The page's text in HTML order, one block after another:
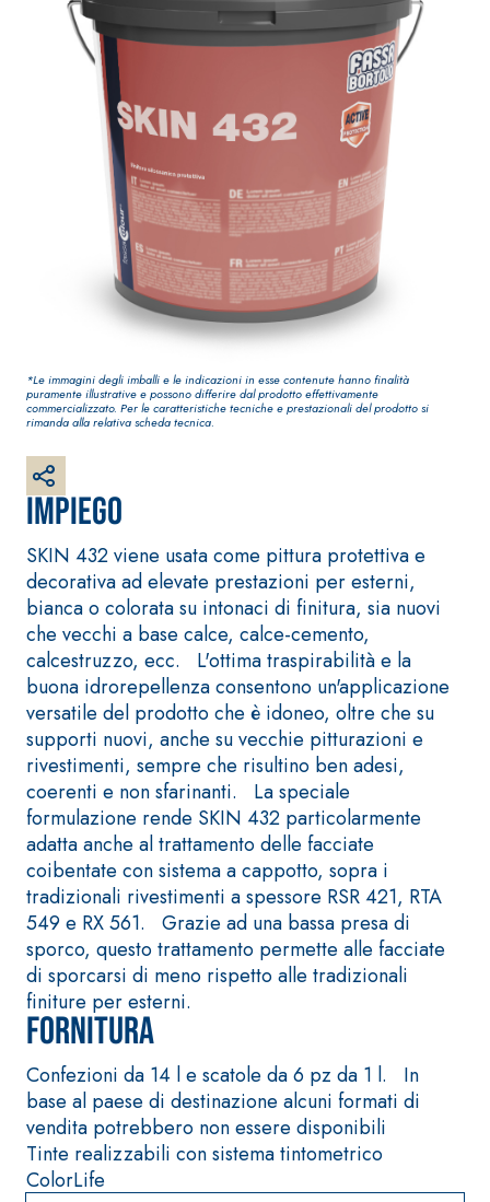
Impiego
SKIN 432 viene usata come pittura protettiva e
decorativa ad elevate prestazioni per esterni,
bianca o colorata su intonaci di finitura, sia nuovi
che vecchi a base calce, calce-cemento,
calcestruzzo, ecc. L'ottima traspirabilità e la
buona idrorepellenza consentono un'applicazione
versatile del prodotto che è idoneo, oltre che su
supporti nuovi, anche su vecchie pitturazioni e
rivestimenti, sempre che risultino ben adesi,
coerenti e non sfarinanti. La speciale
formulazione rende SKIN 432 particolarmente
adatta anche al trattamento delle facciate
coibentate con sistema a cappotto, sopra i
tradizionali rivestimenti a spessore RSR 421, RTA
549 e RX 561. Grazie ad una bassa presa di
sporco, questo trattamento permette alle facciate
di sporcarsi di meno rispetto alle tradizionali
finiture per esterni.
Fornitura
Confezioni da 14 l e scatole da 6 pz da 1 l. In
base al paese di destinazione alcuni formati di
vendita potrebbero non essere disponibili
Tinte realizzabili con sistema tintometrico
ColorLife
*Le immagini degli imballi e le indicazioni in esse contenute hanno finalità
puramente illustrative e possono differire dal prodotto effettivamente
commercializzato. Per le caratteristiche tecniche e prestazionali del prodotto si
rimanda alla relativa scheda tecnica.
impermeabilizzante
elastica
monocomponente
polimero
cementizia
qualità per interni
Sistema
INTONACATURA E
PRODOTTI A BASE
CALCE AEREA
KB 13 EVOLUTION
fibrorinforzato a
aerea, per interni
ed esterni
Sistema
GYPSOTECH
GYPSOTECH® Gypso
LIGNUM TIPO DEFH1I
Lastra in
Sistema RIPRISTINO
DEL CALCESTRUZZO
PRODOTTI
TIXOTROPICI
GEOACTIVE R4 40
Malta rapida
contenente speciali
leganti
solfatoresistenti,
polimero-
modificata,
fibrorinforzata, per
la passivazione,
riparazione,
rasatura e
protezione di
Sistema POSA
PAVIMENTI E
RIVESTIMENTI
FASSAFLOOR –
FONDI DI POSA
FASSAFLOOR LA 8.3
0
Lisciatura
autolivellante a
base di anidrite e
quarzo, ad alta
realizzazione di
massetti radianti a
basso spessore in
ambienti interni.